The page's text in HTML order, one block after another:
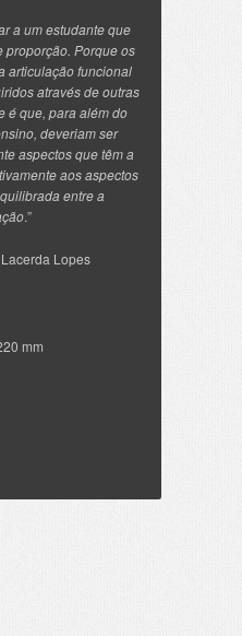
a um estudante que
proporção. Porque os
articulação funcional
através de outras
é que, para além do
deveriam ser
aspectos que têm a
aos aspectos
entre a
.”
Lopes
mm